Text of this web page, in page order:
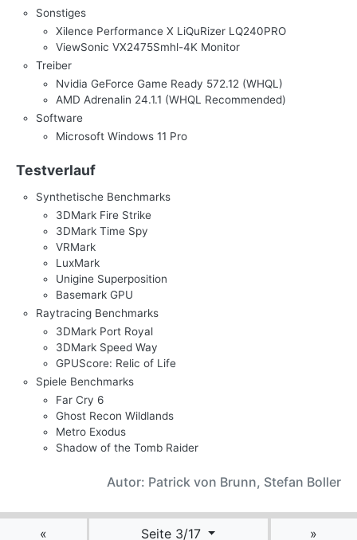
Sonstiges
Xilence Performance X LiQuRizer LQ240PRO
ViewSonic VX2475Smhl-4K Monitor
Treiber
Nvidia GeForce Game Ready 572.12 (WHQL)
AMD Adrenalin 24.1.1 (WHQL Recommended)
Software
Microsoft Windows 11 Pro
Testverlauf
Synthetische Benchmarks
3DMark Fire Strike
3DMark Time Spy
VRMark
LuxMark
Unigine Superposition
Basemark GPU
Raytracing Benchmarks
3DMark Port Royal
3DMark Speed Way
GPUScore: Relic of Life
Spiele Benchmarks
Far Cry 6
Ghost Recon Wildlands
Metro Exodus
Shadow of the Tomb Raider
Autor: Patrick von Brunn, Stefan Boller
« Seite 3/17 »